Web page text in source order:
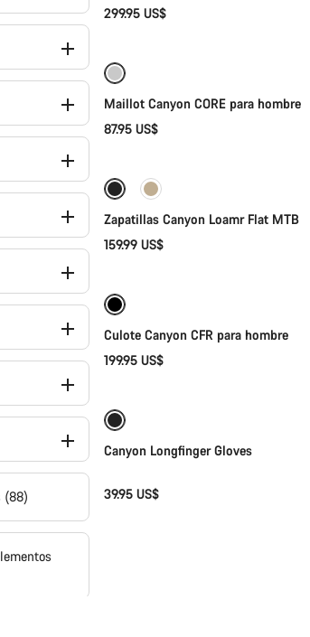
(88)
299.95 US$
Maillot Canyon CORE para hombre
87.95 US$
Nuevo
Zapatillas Canyon Loamr Flat MTB
159.99 US$
Culote Canyon CFR para hombre
199.95 US$
Canyon Longfinger Gloves
39.95 US$